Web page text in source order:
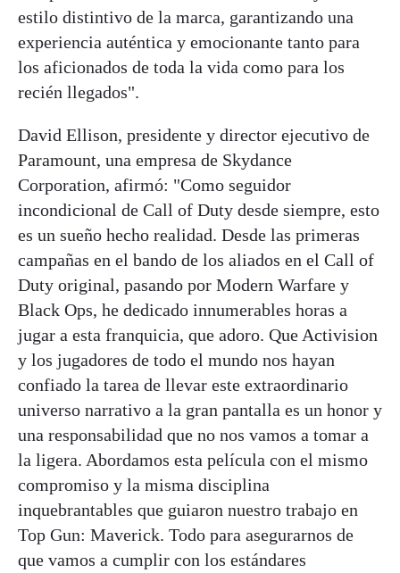
estilo distintivo de la marca, garantizando una
experiencia auténtica y emocionante tanto para
los aficionados de toda la vida como para los
recién llegados".
David Ellison, presidente y director ejecutivo de
Paramount, una empresa de Skydance
Corporation, afirmó: "Como seguidor
incondicional de Call of Duty desde siempre, esto
es un sueño hecho realidad. Desde las primeras
campañas en el bando de los aliados en el Call of
Duty original, pasando por Modern Warfare y
Black Ops, he dedicado innumerables horas a
jugar a esta franquicia, que adoro. Que Activision
y los jugadores de todo el mundo nos hayan
confiado la tarea de llevar este extraordinario
universo narrativo a la gran pantalla es un honor y
una responsabilidad que no nos vamos a tomar a
la ligera. Abordamos esta película con el mismo
compromiso y la misma disciplina
inquebrantables que guiaron nuestro trabajo en
Top Gun: Maverick. Todo para asegurarnos de
que vamos a cumplir con los estándares